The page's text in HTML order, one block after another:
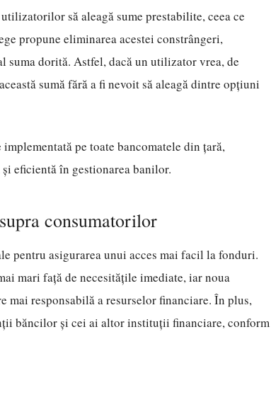
să aleagă sume prestabilite, ceea ce
propune eliminarea acestei constrângeri,
dorită. Astfel, dacă un utilizator vrea, de
sumă fără a fi nevoit să aleagă dintre opțiuni
pe toate bancomatele din țară,
eficientă în gestionarea banilor.
consumatorilor
pentru asigurarea unui acces mai facil la fonduri.
mari față de necesitățile imediate, iar noua
responsabilă a resurselor financiare. În plus,
băncilor și cei ai altor instituții financiare, conform